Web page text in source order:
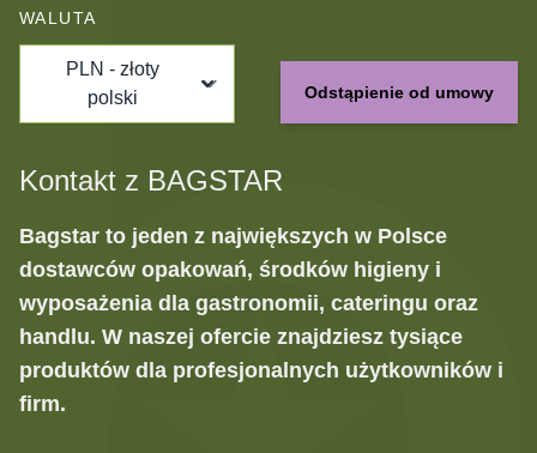
WALUTA
PLN - złoty
polski
Odstąpienie od umowy
Kontakt z BAGSTAR
Bagstar to jeden z największych w Polsce
dostawców opakowań, środków higieny i
wyposażenia dla gastronomii, cateringu oraz
handlu. W naszej ofercie znajdziesz tysiące
produktów dla profesjonalnych użytkowników i
firm.